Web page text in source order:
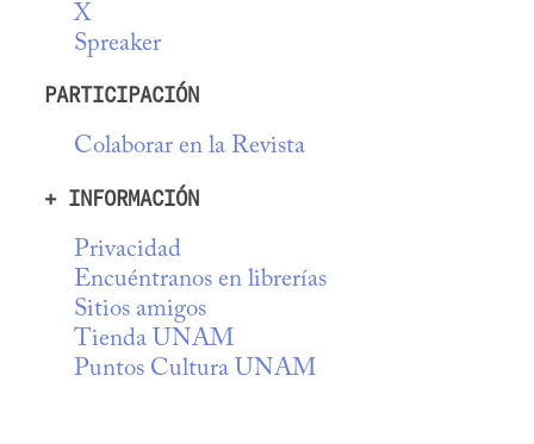
X
Spreaker
PARTICIPACIÓN
Colaborar en la Revista
+ INFORMACIÓN
Privacidad
Encuéntranos en librerías
Sitios amigos
Tienda UNAM
Puntos Cultura UNAM